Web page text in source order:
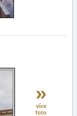
»
více
foto